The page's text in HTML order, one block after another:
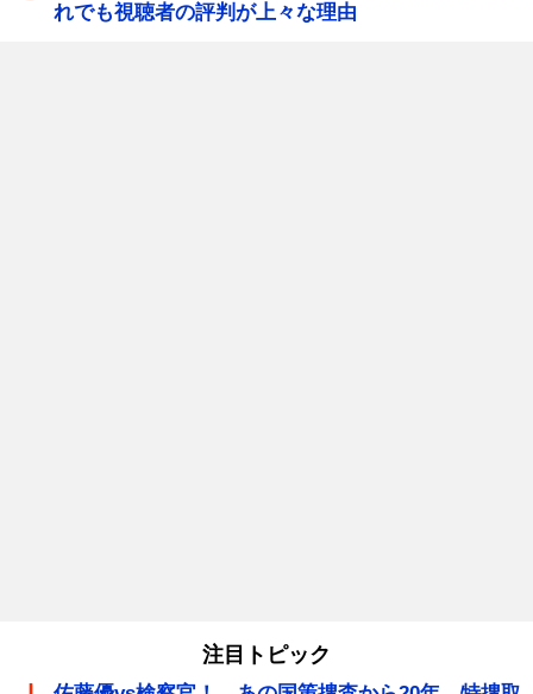
れでも視聴者の評判が上々な理由
注目トピック